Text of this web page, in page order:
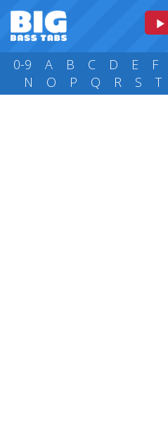
0-9 A B C D E F
N
O P Q R S T